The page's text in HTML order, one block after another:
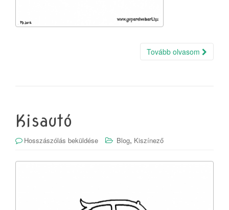
Tovább olvasom
Kisautó
Hosszászólás beküldése Blog, Kiszínező